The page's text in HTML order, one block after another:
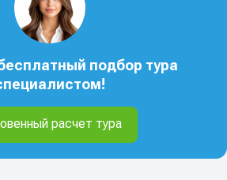
подбор тура
расчет тура